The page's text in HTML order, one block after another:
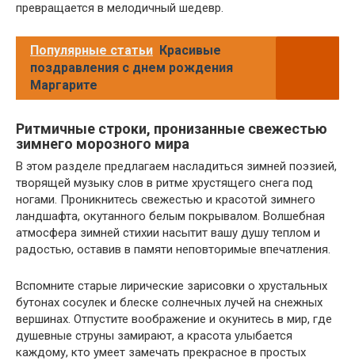
превращается в мелодичный шедевр.
Популярные статьи Красивые
поздравления с днем рождения
Маргарите
Ритмичные строки, пронизанные свежестью
зимнего морозного мира
В этом разделе предлагаем насладиться зимней поэзией,
творящей музыку слов в ритме хрустящего снега под
ногами. Проникнитесь свежестью и красотой зимнего
ландшафта, окутанного белым покрывалом. Волшебная
атмосфера зимней стихии насытит вашу душу теплом и
радостью, оставив в памяти неповторимые впечатления.
Вспомните старые лирические зарисовки о хрустальных
бутонах сосулек и блеске солнечных лучей на снежных
вершинах. Отпустите воображение и окунитесь в мир, где
душевные струны замирают, а красота улыбается
каждому, кто умеет замечать прекрасное в простых